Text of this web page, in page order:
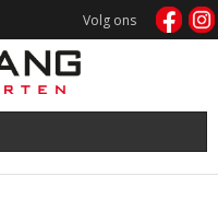
Volg ons